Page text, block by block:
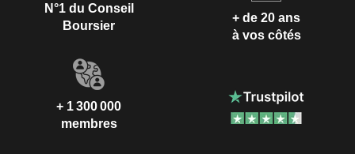
N°1 du Conseil
Boursier
+ de 20 ans
à vos côtés
+ 1 300 000
membres